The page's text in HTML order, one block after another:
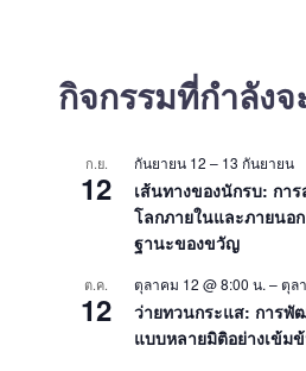
กิจกรรมที่กำลังจ
ก.ย.
12
กันยายน 12 – 13 กันยายน
เส้นทางของนักรบ: กา
โลกภายในและภายนอ
ฐานะของขวัญ
ต.ค.
12
ตุลาคม 12 @ 8:00 น. –ตุล
ว่ายทวนกระแส: การพั
แบบหลายมิติอย่างเข้ม